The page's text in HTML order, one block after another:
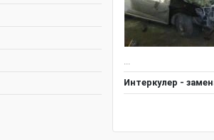
...
Интеркулер -